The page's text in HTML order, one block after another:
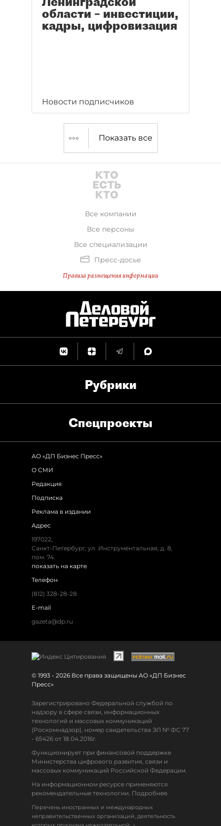
области – инвестиции,
кадры, цифровизация
Новости подписчиков
Показать все
Все компании
Все персоны
Все специализации
Пресс-досье
Правила размещения информации
Рубрики
Спец­проекты
АО «ДП Бизнес Пресс»
О СМИ
Редакция
Подписка
Реклама в издании
Адрес
197022,
Санкт-Петербург, ул. Инструментальная, д. 8,
пом. 74.
показать на карте
Телефон
(812) 328-28-28
E-mail
gazeta@dp.ru
© 1993 - 2026 Все права защищены АО «ДП Бизнес
Пресс»
Зарегистрировано Федеральной службой по
надзору в сфере связи, информационных
технологий и массовых коммуникаций
(Роскомнадзор), номер свидетельства ЭЛ № ФС 77
- 65426 от 18.04.2016г.
Функционирует при финансовой поддержке
Министерства цифрового развития, связи и
массовых коммуникаций Российской Федерации.
На информационном ресурсе применяются
рекомендательные технологии. Подробнее.
Перечень иностранных и международных
неправительственных организаций, деятельность